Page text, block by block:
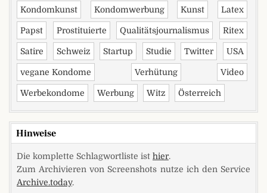
Kondomkunst Kondomwerbung Kunst Latex
Papst Prostituierte Qualitätsjournalismus Ritex
Satire Schweiz Startup Studie Twitter USA
vegane Kondome Verhütung Video
Werbekondome Werbung Witz Österreich
Hinweise
Die komplette Schlagwortliste ist hier.
Zum Archivieren von Screenshots nutze ich den Service
Archive.today.